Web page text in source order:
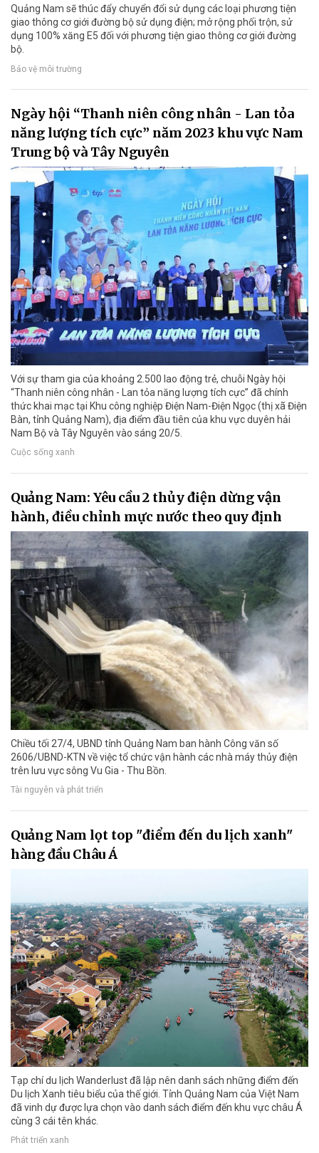
Quảng Nam sẽ thúc đẩy chuyển đổi sử dụng các loại phương tiện
giao thông cơ giới đường bộ sử dụng điện; mở rộng phối trộn, sử
dụng 100% xăng E5 đối với phương tiện giao thông cơ giới đường
bộ.
Bảo vệ môi trường
Ngày hội “Thanh niên công nhân - Lan tỏa
năng lượng tích cực” năm 2023 khu vực Nam
Trung bộ và Tây Nguyên
Với sự tham gia của khoảng 2.500 lao động trẻ, chuỗi Ngày hội
“Thanh niên công nhân - Lan tỏa năng lượng tích cực” đã chính
thức khai mạc tại Khu công nghiệp Điện Nam-Điện Ngọc (thị xã Điện
Bàn, tỉnh Quảng Nam), địa điểm đầu tiên của khu vực duyên hải
Nam Bộ và Tây Nguyên vào sáng 20/5.
Cuộc sống xanh
Quảng Nam: Yêu cầu 2 thủy điện dừng vận
hành, điều chỉnh mực nước theo quy định
Chiều tối 27/4, UBND tỉnh Quảng Nam ban hành Công văn số
2606/UBND-KTN về việc tổ chức vận hành các nhà máy thủy điện
trên lưu vực sông Vu Gia - Thu Bồn.
Tài nguyên và phát triển
Quảng Nam lọt top "điểm đến du lịch xanh"
hàng đầu Châu Á
Tạp chí du lịch Wanderlust đã lập nên danh sách những điểm đến
Du lịch Xanh tiêu biểu của thế giới. Tỉnh Quảng Nam của Việt Nam
đã vinh dự được lựa chọn vào danh sách điểm đến khu vực châu Á
cùng 3 cái tên khác.
Phát triển xanh